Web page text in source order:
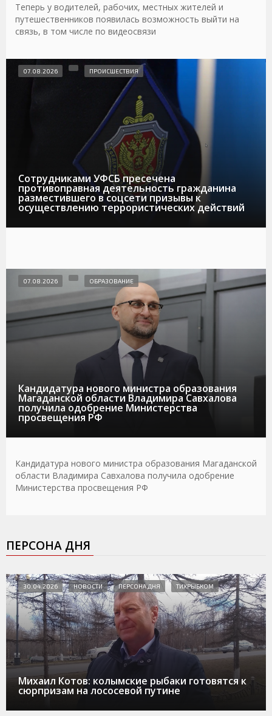
Теперь у водителей, рабочих, местных жителей и
путешественников появилась возможность выйти на
связь, в том числе по видеосвязи
Сотрудниками УФСБ пресечена
противоправная деятельность гражданина
разместившего в соцсети призывы к
осуществлению террористических действий
07.08.2026 ПРОИСШЕСТВИЯ
Кандидатура нового министра образования
Магаданской области Владимира Савхалова
получила одобрение Министерства
просвещения РФ
07.08.2026 ОБРАЗОВАНИЕ
Кандидатура нового министра образования Магаданской
области Владимира Савхалова получила одобрение
Министерства просвещения РФ
ПЕРСОНА ДНЯ
Михаил Котов: колымские рыбаки готовятся к
сюрпризам на лососевой путине
30.04.2026 НОВОСТИ ПЕРСОНА ДНЯ ТИХРЫБКОМ